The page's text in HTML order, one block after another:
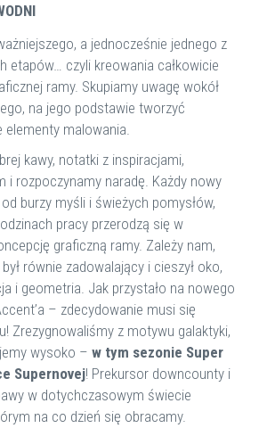
a jednocześnie jednego z
etapów… czyli kreowania całkowicie
ramy. Skupiamy uwagę wokół
na jego podstawie tworzyć
malowania.
kawy, notatki z inspiracjami,
i rozpoczynamy naradę. Każdy nowy
burzy myśli i świeżych pomysłów,
pracy przerodzą się w
graficzną ramy. Zależy nam,
równie zadowalający i cieszył oko,
i geometria. Jak przystało na nowego
– zdecydowanie musi się
Zrezygnowaliśmy z motywu galaktyki,
wysoko – w tym sezonie Super
Supernovej! Prekursor downcounty i
w dotychczasowym świecie
na co dzień się obracamy.